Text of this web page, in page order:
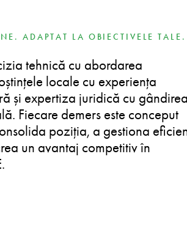
ADAPTAT LA OBIECTIVELE TALE.
tehnică cu abordarea
locale cu experiența
și expertiza juridică cu
Fiecare demers este conceput
poziția, a gestiona
un avantaj competitiv în